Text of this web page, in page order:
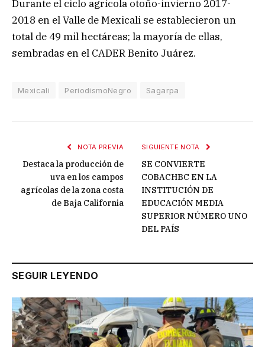
Durante el ciclo agrícola otoño-invierno 2017-
2018 en el Valle de Mexicali se establecieron un
total de 49 mil hectáreas; la mayoría de ellas,
sembradas en el CADER Benito Juárez.
Mexicali PeriodismoNegro Sagarpa
NOTA PREVIA
Destaca la producción de
uva en los campos
agrícolas de la zona costa
de Baja California
SIGUIENTE NOTA
SE CONVIERTE
COBACHBC EN LA
INSTITUCIÓN DE
EDUCACIÓN MEDIA
SUPERIOR NÚMERO UNO
DEL PAÍS
SEGUIR LEYENDO